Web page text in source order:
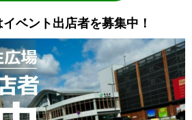
ベント出店者を募集中！